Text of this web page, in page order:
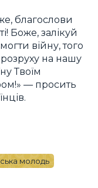
благослови
Боже, залікуй
війну, того
на нашу
Твоїм
— просить
молодь